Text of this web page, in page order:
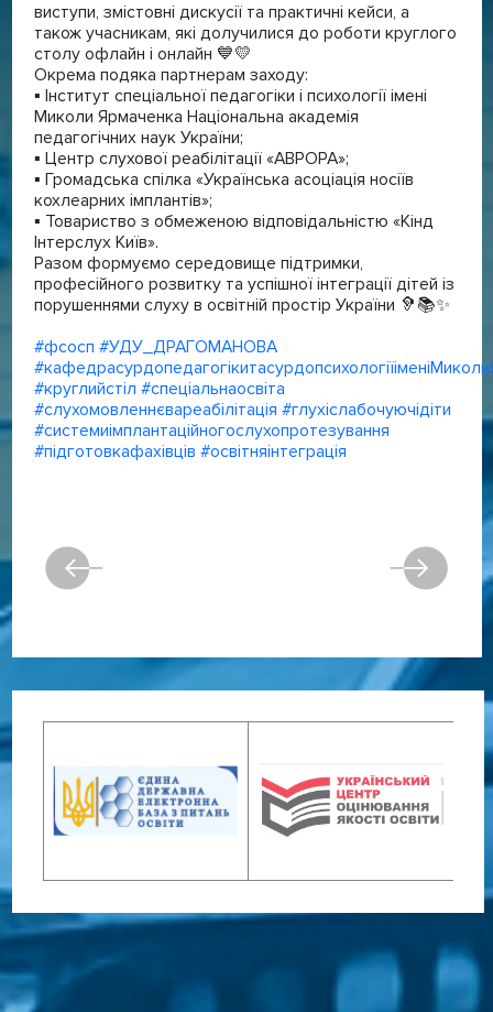
виступи, змістовні дискусії та практичні кейси, а
також учасникам, які долучилися до роботи круглого
столу офлайн і онлайн 💙💛
Окрема подяка партнерам заходу:
▪️ Інститут спеціальної педагогіки і психології імені
Миколи Ярмаченка Національна академія
педагогічних наук України;
▪️ Центр слухової реабілітації «АВРОРА»;
▪️ Громадська спілка «Українська асоціація носіїв
кохлеарних імплантів»;
▪️ Товариство з обмеженою відповідальністю «Кінд
Інтерслух Київ».
Разом формуємо середовище підтримки,
професійного розвитку та успішної інтеграції дітей із
порушеннями слуху в освітній простір України 🦻📚✨
#фсосп #УДУ_ДРАГОМАНОВА
#круглийстіл #спеціальнаосвіта
#слухомовленнєвареабілітація #глухіслабочуючідіти
#системиімплантаційногослухопротезування
#підготовкафахівців #освітняінтеграція